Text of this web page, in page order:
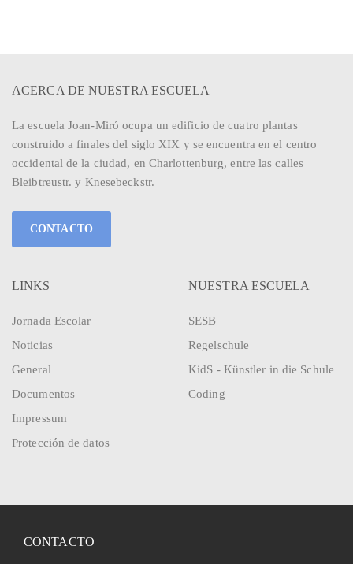
ACERCA DE NUESTRA ESCUELA
La escuela Joan-Miró ocupa un edificio de cuatro plantas
construido a finales del siglo XIX y se encuentra en el centro
occidental de la ciudad, en Charlottenburg, entre las calles
Bleibtreustr. y Knesebeckstr.
CONTACTO
LINKS
Jornada Escolar
Noticias
General
Documentos
Impressum
Protección de datos
NUESTRA ESCUELA
SESB
Regelschule
KidS - Künstler in die Schule
Coding
CONTACTO